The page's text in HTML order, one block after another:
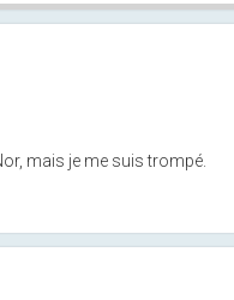
mais je me suis trompé.